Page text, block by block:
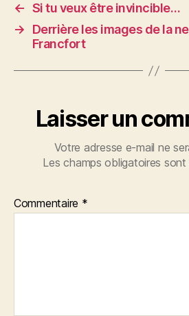
← Si tu veux être invincible…
→
Derrière les images de la
Francfort
Laisser un
Votre adresse e-mail ne
Les champs obligatoires sont
Commentaire *